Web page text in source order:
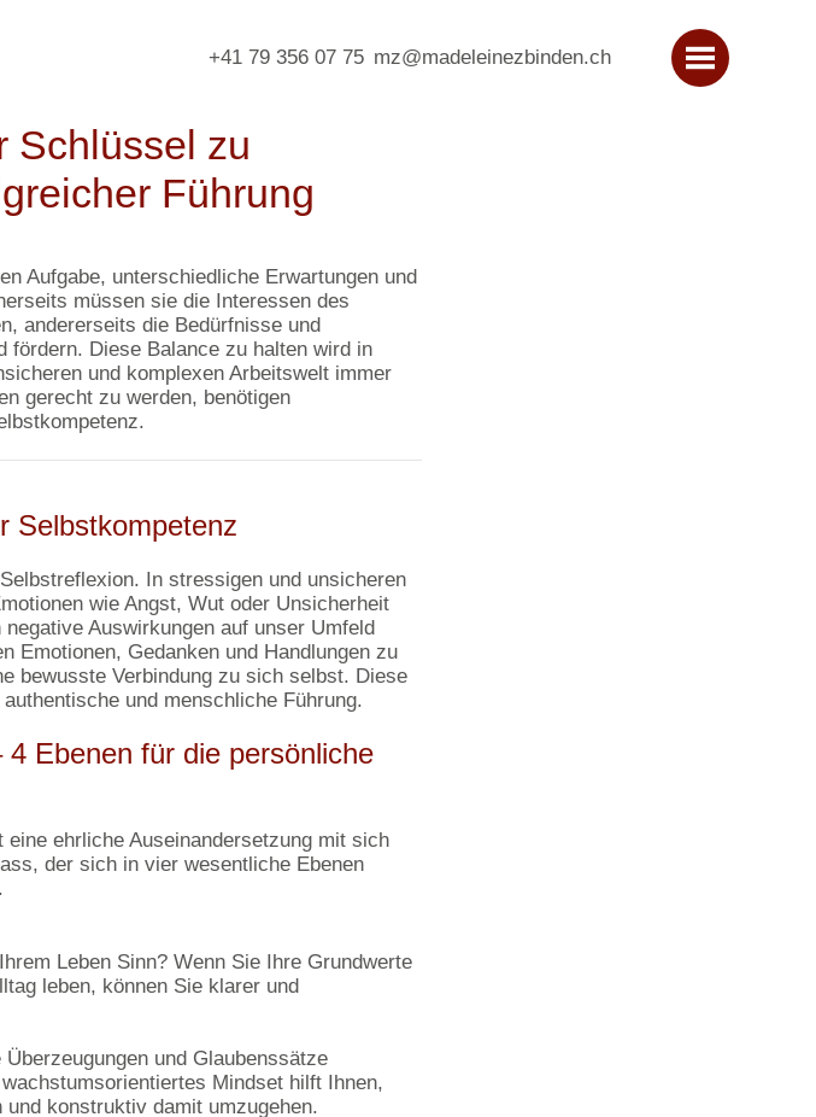
+41 79 356 07 75 mz@madeleinezbinden.ch
Schlüssel zu
Führung
Aufgabe, unterschiedliche Erwartungen und
müssen sie die Interessen des
andererseits die Bedürfnisse und
fördern. Diese Balance zu halten wird in
und komplexen Arbeitswelt immer
gerecht zu werden, benötigen
Selbstkompetenz
In stressigen und unsicheren
wie Angst, Wut oder Unsicherheit
Auswirkungen auf unser Umfeld
Emotionen, Gedanken und Handlungen zu
bewusste Verbindung zu sich selbst. Diese
und menschliche Führung.
Ebenen für die persönliche
ehrliche Auseinandersetzung mit sich
der sich in vier wesentliche Ebenen
Leben Sinn? Wenn Sie Ihre Grundwerte
leben, können Sie klarer und
und Glaubenssätze
Mindset hilft Ihnen,
konstruktiv damit umzugehen.